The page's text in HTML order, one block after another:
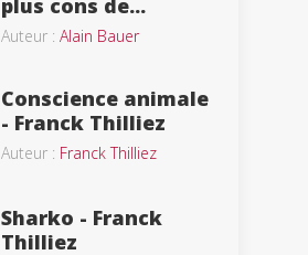
Auteur : Alain Bauer
Conscience animale
- Franck Thilliez
Auteur : Franck Thilliez
Sharko - Franck
Thilliez